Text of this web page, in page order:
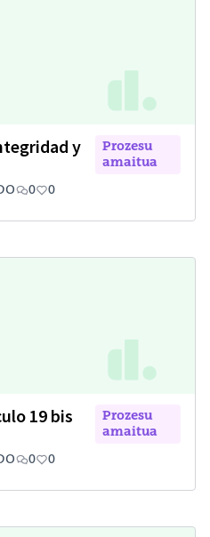
y
Prozesu
amaitua
0 0
19 bis
Prozesu
amaitua
0 0